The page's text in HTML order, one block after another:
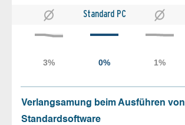
Standard PC
Verlangsamung beim Ausführen von
Standardsoftware